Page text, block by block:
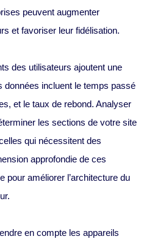
peuvent augmenter
et favoriser leur fidélisation.
des utilisateurs ajoutent une
données incluent le temps passé
et le taux de rebond. Analyser
les sections de votre site
qui nécessitent des
approfondie de ces
pour améliorer l’architecture du
en compte les appareils